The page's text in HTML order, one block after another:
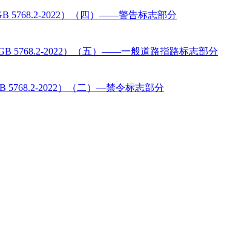
5768.2-2022）（四）——警告标志部分
5768.2-2022）（五）——一般道路指路标志部分
5768.2-2022）（二）—禁令标志部分